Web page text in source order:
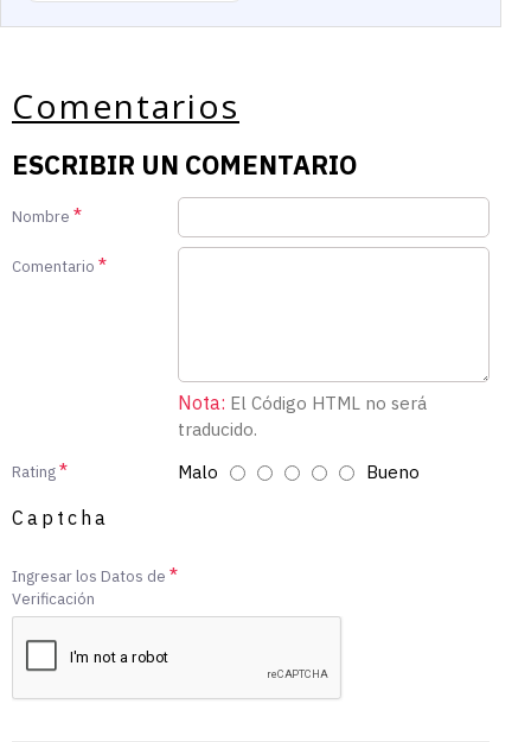
Comentarios
ESCRIBIR UN COMENTARIO
Nombre
Comentario
Nota: El Código HTML no será
traducido.
Rating Malo Bueno
Captcha
Ingresar los Datos de
Verificación